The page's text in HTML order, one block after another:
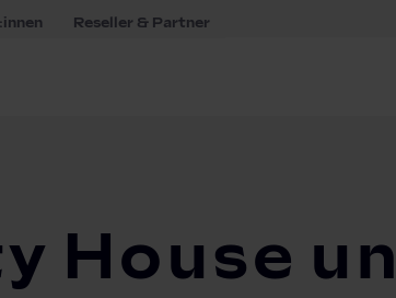
Reseller & Partner
House